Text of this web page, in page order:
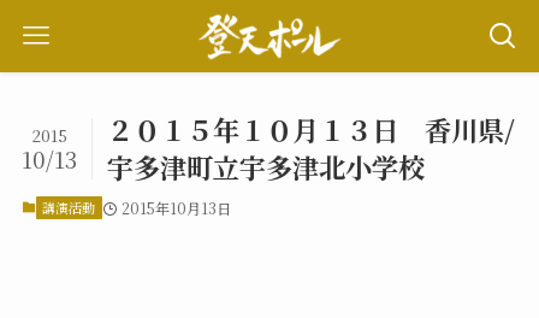
２０１５年１０月１３日 香川県/
宇多津町立宇多津北小学校
2015
10/13
講演活動 2015年10月13日